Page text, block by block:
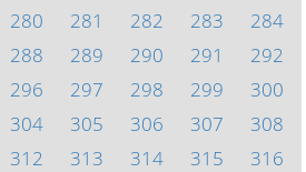
280 281 282 283
284
288 289 290 291
292
296 297 298 299
300
304 305 306 307
308
312 313 314 315
316